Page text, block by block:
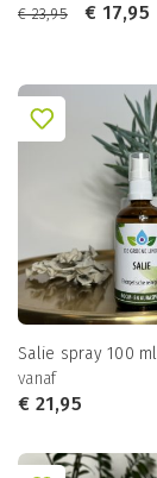
€23,95 € 17,95
Salie spray 100 ml
vanaf
€ 21,95